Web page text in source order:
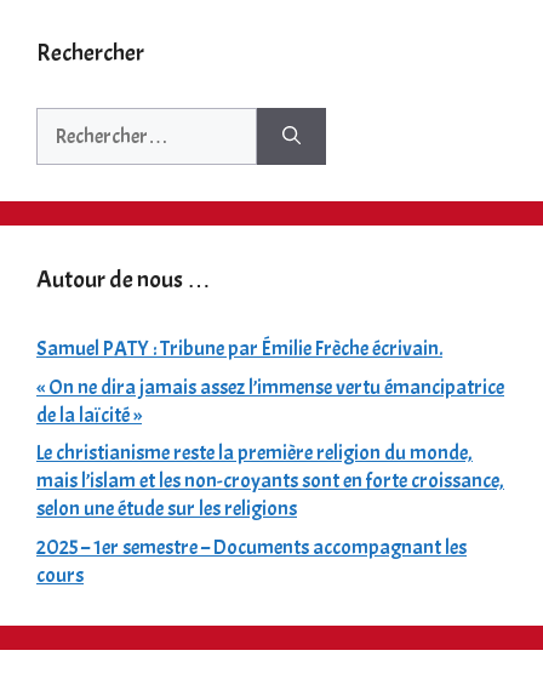
Rechercher
Rechercher :
Autour de nous …
Samuel PATY : Tribune par Émilie Frèche écrivain.
« On ne dira jamais assez l’immense vertu émancipatrice
de la laïcité »
Le christianisme reste la première religion du monde,
mais l’islam et les non-croyants sont en forte croissance,
selon une étude sur les religions
2025 – 1er semestre – Documents accompagnant les
cours